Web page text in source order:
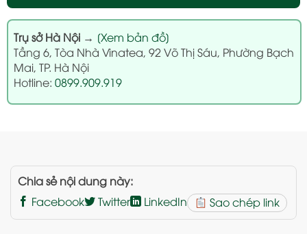
Trụ sở Hà Nội→ [Xem bản đồ]
Tầng 6, Tòa Nhà Vinatea, 92 Võ Thị Sáu, Phường Bạch
Mai, TP. Hà Nội
Hotline: 0899.909.919
Chia sẻ nội dung này:
Facebook
Twitter LinkedIn Sao chép link